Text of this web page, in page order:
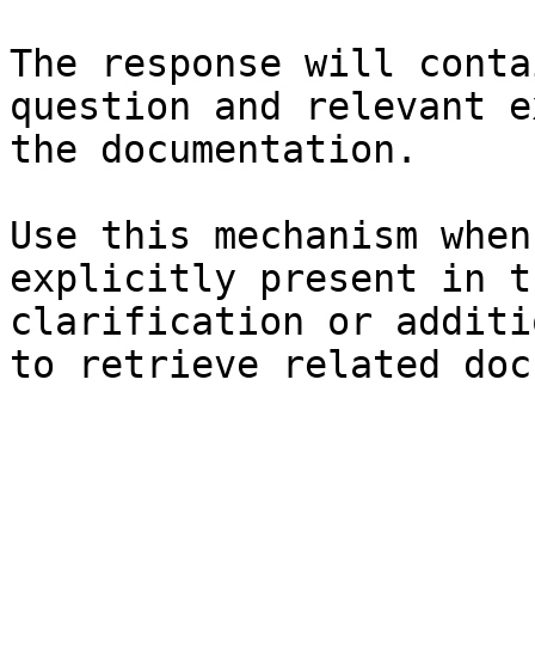
The response will
question and relevant
the documentation.
Use this mechanism
explicitly present in
clarification or